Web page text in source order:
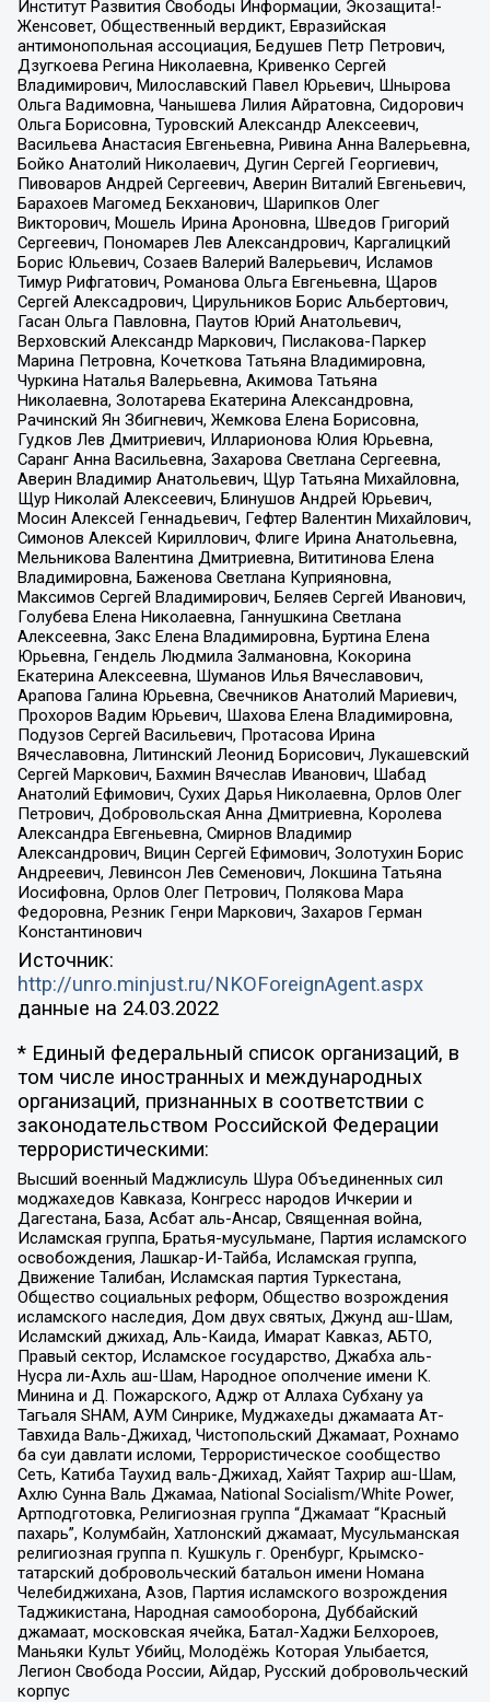
Институт Развития Свободы Информации, Экозащита!-
Женсовет, Общественный вердикт, Евразийская
антимонопольная ассоциация, Бедушев Петр Петрович,
Дзугкоева Регина Николаевна, Кривенко Сергей
Владимирович, Милославский Павел Юрьевич, Шнырова
Ольга Вадимовна, Чанышева Лилия Айратовна, Сидорович
Ольга Борисовна, Туровский Александр Алексеевич,
Васильева Анастасия Евгеньевна, Ривина Анна Валерьевна,
Бойко Анатолий Николаевич, Дугин Сергей Георгиевич,
Пивоваров Андрей Сергеевич, Аверин Виталий Евгеньевич,
Барахоев Магомед Бекханович, Шарипков Олег
Викторович, Мошель Ирина Ароновна, Шведов Григорий
Сергеевич, Пономарев Лев Александрович, Каргалицкий
Борис Юльевич, Созаев Валерий Валерьевич, Исламов
Тимур Рифгатович, Романова Ольга Евгеньевна, Щаров
Сергей Алексадрович, Цирульников Борис Альбертович,
Гасан Ольга Павловна, Паутов Юрий Анатольевич,
Верховский Александр Маркович, Пислакова-Паркер
Марина Петровна, Кочеткова Татьяна Владимировна,
Чуркина Наталья Валерьевна, Акимова Татьяна
Николаевна, Золотарева Екатерина Александровна,
Рачинский Ян Збигневич, Жемкова Елена Борисовна,
Гудков Лев Дмитриевич, Илларионова Юлия Юрьевна,
Саранг Анна Васильевна, Захарова Светлана Сергеевна,
Аверин Владимир Анатольевич, Щур Татьяна Михайловна,
Щур Николай Алексеевич, Блинушов Андрей Юрьевич,
Мосин Алексей Геннадьевич, Гефтер Валентин Михайлович,
Симонов Алексей Кириллович, Флиге Ирина Анатольевна,
Мельникова Валентина Дмитриевна, Вититинова Елена
Владимировна, Баженова Светлана Куприяновна,
Максимов Сергей Владимирович, Беляев Сергей Иванович,
Голубева Елена Николаевна, Ганнушкина Светлана
Алексеевна, Закс Елена Владимировна, Буртина Елена
Юрьевна, Гендель Людмила Залмановна, Кокорина
Екатерина Алексеевна, Шуманов Илья Вячеславович,
Арапова Галина Юрьевна, Свечников Анатолий Мариевич,
Прохоров Вадим Юрьевич, Шахова Елена Владимировна,
Подузов Сергей Васильевич, Протасова Ирина
Вячеславовна, Литинский Леонид Борисович, Лукашевский
Сергей Маркович, Бахмин Вячеслав Иванович, Шабад
Анатолий Ефимович, Сухих Дарья Николаевна, Орлов Олег
Петрович, Добровольская Анна Дмитриевна, Королева
Александра Евгеньевна, Смирнов Владимир
Александрович, Вицин Сергей Ефимович, Золотухин Борис
Андреевич, Левинсон Лев Семенович, Локшина Татьяна
Иосифовна, Орлов Олег Петрович, Полякова Мара
Федоровна, Резник Генри Маркович, Захаров Герман
Константинович
Источник:
http://unro.minjust.ru/NKOForeignAgent.aspx
данные на 24.03.2022
* Единый федеральный список организаций, в
том числе иностранных и международных
организаций, признанных в соответствии с
законодательством Российской Федерации
террористическими:
Высший военный Маджлисуль Шура Объединенных сил
моджахедов Кавказа, Конгресс народов Ичкерии и
Дагестана, База, Асбат аль-Ансар, Священная война,
Исламская группа, Братья-мусульмане, Партия исламского
освобождения, Лашкар-И-Тайба, Исламская группа,
Движение Талибан, Исламская партия Туркестана,
Общество социальных реформ, Общество возрождения
исламского наследия, Дом двух святых, Джунд аш-Шам,
Исламский джихад, Аль-Каида, Имарат Кавказ, АБТО,
Правый сектор, Исламское государство, Джабха аль-
Нусра ли-Ахль аш-Шам, Народное ополчение имени К.
Минина и Д. Пожарского, Аджр от Аллаха Субхану уа
Тагьаля SHAM, АУМ Синрике, Муджахеды джамаата Ат-
Тавхида Валь-Джихад, Чистопольский Джамаат, Рохнамо
ба суи давлати исломи, Террористическое сообщество
Сеть, Катиба Таухид валь-Джихад, Хайят Тахрир аш-Шам,
Ахлю Сунна Валь Джамаа, National Socialism/White Power,
Артподготовка, Религиозная группа “Джамаат “Красный
пахарь”, Колумбайн, Хатлонский джамаат, Мусульманская
религиозная группа п. Кушкуль г. Оренбург, Крымско-
татарский добровольческий батальон имени Номана
Челебиджихана, Азов, Партия исламского возрождения
Таджикистана, Народная самооборона, Дуббайский
джамаат, московская ячейка, Батал-Хаджи Белхороев,
Маньяки Культ Убийц, Молодёжь Которая Улыбается,
Легион Свобода России, Айдар, Русский добровольческий
корпус